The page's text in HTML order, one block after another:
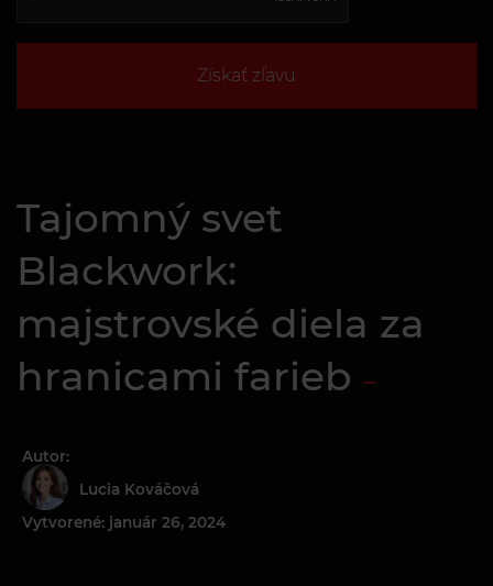
Získať zľavu
Tajomný svet
Blackwork:
majstrovské diela za
hranicami farieb
Autor:
Lucia Kováčová
Vytvorené: január 26, 2024